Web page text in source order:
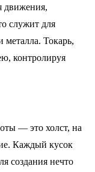
движения,
служит для
Токарь,
контролируя
— это холст, на
Каждый кусок
создания нечто